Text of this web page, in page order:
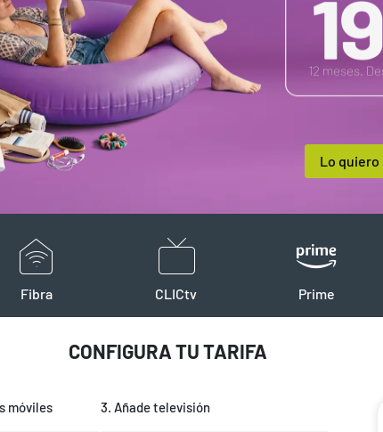
Lo quiero
Fibra CLICtv Prime
CONFIGURA TU TARIFA
móviles 3. Añade televisión